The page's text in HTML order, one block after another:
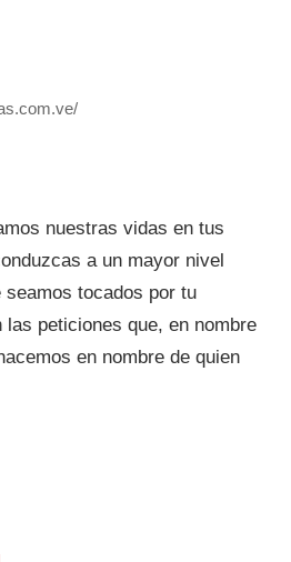
nuestras vidas en tus
a un mayor nivel
tocados por tu
las peticiones que, en nombre
en nombre de quien